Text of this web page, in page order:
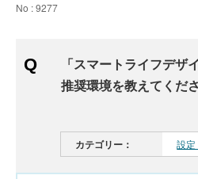
No : 9277
「スマートライフデザ
推奨環境を教えてくだ
カテゴリー： 設